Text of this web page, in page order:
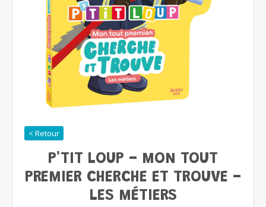
< Retour
P'TIT LOUP - MON TOUT
PREMIER CHERCHE ET TROUVE -
LES MÉTIERS